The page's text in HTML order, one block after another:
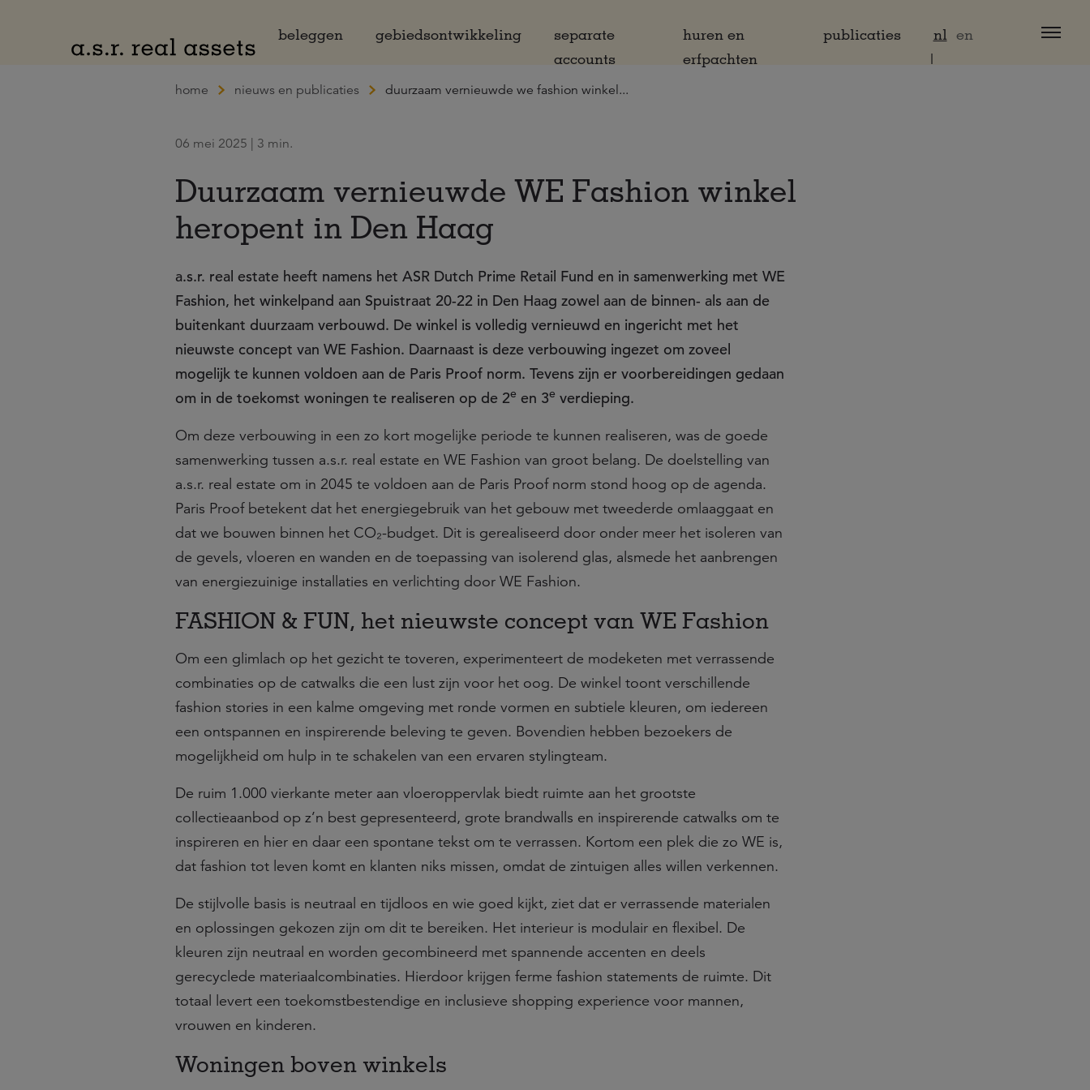
beleggen
gebiedsontwikkeling
separate
accounts
huren en
erfpachten
publicaties nl en
home nieuws en publicaties duurzaam vernieuwde we fashion winkel...
06 mei 2025 | 3 min.
Duurzaam vernieuwde WE Fashion winkel
heropent in Den Haag
a.s.r. real estate heeft namens het ASR Dutch Prime Retail Fund en in samenwerking met WE
Fashion, het winkelpand aan Spuistraat 20-22 in Den Haag zowel aan de binnen- als aan de
buitenkant duurzaam verbouwd. De winkel is volledig vernieuwd en ingericht met het
nieuwste concept van WE Fashion. Daarnaast is deze verbouwing ingezet om zoveel
mogelijk te kunnen voldoen aan de Paris Proof norm. Tevens zijn er voorbereidingen gedaan
om in de toekomst woningen te realiseren op de 2e en 3e verdieping.
Om deze verbouwing in een zo kort mogelijke periode te kunnen realiseren, was de goede
samenwerking tussen a.s.r. real estate en WE Fashion van groot belang. De doelstelling van
a.s.r. real estate om in 2045 te voldoen aan de Paris Proof norm stond hoog op de agenda.
Paris Proof betekent dat het energiegebruik van het gebouw met tweederde omlaaggaat en
dat we bouwen binnen het CO₂-budget. Dit is gerealiseerd door onder meer het isoleren van
de gevels, vloeren en wanden en de toepassing van isolerend glas, alsmede het aanbrengen
van energiezuinige installaties en verlichting door WE Fashion.
FASHION & FUN, het nieuwste concept van WE Fashion
Om een glimlach op het gezicht te toveren, experimenteert de modeketen met verrassende
combinaties op de catwalks die een lust zijn voor het oog. De winkel toont verschillende
fashion stories in een kalme omgeving met ronde vormen en subtiele kleuren, om iedereen
een ontspannen en inspirerende beleving te geven. Bovendien hebben bezoekers de
mogelijkheid om hulp in te schakelen van een ervaren stylingteam.
De ruim 1.000 vierkante meter aan vloeroppervlak biedt ruimte aan het grootste
collectieaanbod op z’n best gepresenteerd, grote brandwalls en inspirerende catwalks om te
inspireren en hier en daar een spontane tekst om te verrassen. Kortom een plek die zo WE is,
dat fashion tot leven komt en klanten niks missen, omdat de zintuigen alles willen verkennen.
De stijlvolle basis is neutraal en tijdloos en wie goed kijkt, ziet dat er verrassende materialen
en oplossingen gekozen zijn om dit te bereiken. Het interieur is modulair en flexibel. De
kleuren zijn neutraal en worden gecombineerd met spannende accenten en deels
gerecyclede materiaalcombinaties. Hierdoor krijgen ferme fashion statements de ruimte. Dit
totaal levert een toekomstbestendige en inclusieve shopping experience voor mannen,
vrouwen en kinderen.
Woningen boven winkels